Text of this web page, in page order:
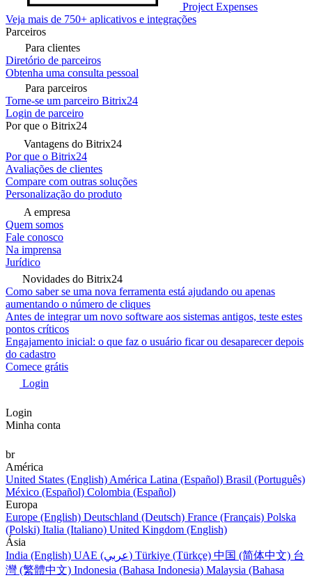
Project Expenses
Veja mais de 750+ aplicativos e integrações
Parceiros
Para clientes
Diretório de parceiros
Obtenha uma consulta pessoal
Para parceiros
Torne-se um parceiro Bitrix24
Login de parceiro
Por que o Bitrix24
Vantagens do Bitrix24
Por que o Bitrix24
Avaliações de clientes
Compare com outras soluções
Personalização do produto
A empresa
Quem somos
Fale conosco
Na imprensa
Jurídico
Novidades do Bitrix24
Como saber se uma nova ferramenta está ajudando ou apenas
aumentando o número de cliques
Antes de integrar um novo software aos sistemas antigos, teste estes
pontos críticos
Engajamento inicial: o que faz o usuário ficar ou desaparecer depois
do cadastro
Comece grátis
Login
Login
Minha conta
br
América
United States (English) América Latina (Español) Brasil (Português)
México (Español) Colombia (Español)
Europa
Europe (English) Deutschland (Deutsch) France (Français) Polska
(Polski) Italia (Italiano) United Kingdom (English)
Ásia
India (English)
UAE (عربي) Türkiye (Türkçe) 中国 (简体中文) 台
灣 (繁體中文) Indonesia (Bahasa Indonesia) Malaysia (Bahasa